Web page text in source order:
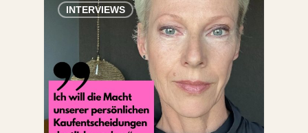
INTERVIEWS